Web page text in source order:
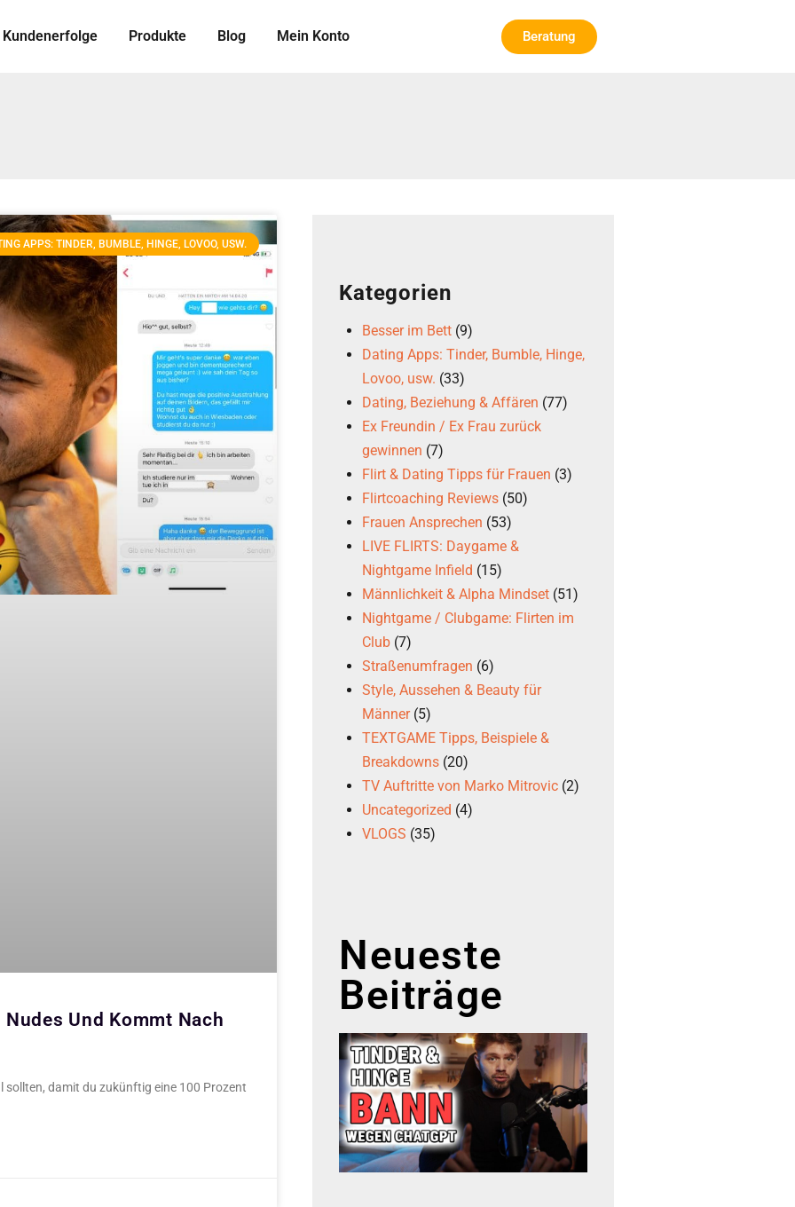
Kundenerfolge Produkte Blog Mein Konto Beratung
APPS: TINDER, BUMBLE, HINGE, LOVOO, USW.
Und Kommt Nach
sollten, damit du zukünftig eine 100 Prozent
Kategorien
Besser im Bett (9)
Dating Apps: Tinder, Bumble, Hinge,
Lovoo, usw. (33)
Dating, Beziehung & Affären (77)
Ex Freundin / Ex Frau zurück
gewinnen (7)
Flirt & Dating Tipps für Frauen (3)
Flirtcoaching Reviews (50)
Frauen Ansprechen (53)
LIVE FLIRTS: Daygame &
Nightgame Infield (15)
Männlichkeit & Alpha Mindset (51)
Nightgame / Clubgame: Flirten im
Club (7)
Straßenumfragen (6)
Style, Aussehen & Beauty für
Männer(5)
TEXTGAME Tipps, Beispiele &
Breakdowns (20)
TV Auftritte von Marko Mitrovic (2)
Uncategorized (4)
VLOGS (35)
Neueste
Beiträge